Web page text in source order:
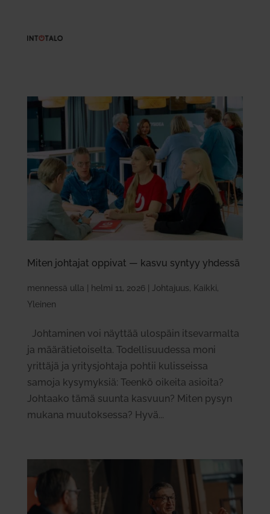
Miten joh­tajat oppivat — kasvu syntyy yhdessä
mennessä ulla helmi 11, 2026| Johtajuus, Kaikki,
Yleinen
Joh­ta­minen voi näyttää ulospäin itse­var­malta
ja mää­rä­tie­toi­selta. Todel­li­suu­dessa moni
yrittäjä ja yri­tys­johtaja pohtii kulis­seissa
samoja kysy­myksiä: Teenkö oikeita asioita?
Joh­taako tämä suunta kasvuun? Miten pysyn
mukana muu­tok­sessa? Hyvä...